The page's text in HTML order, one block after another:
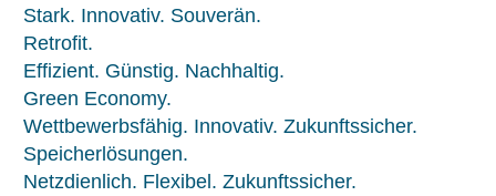
Stark. Innovativ. Souverän.
Retrofit.
Effizient. Günstig. Nachhaltig.
Green Economy.
Wettbewerbsfähig. Innovativ. Zukunftssicher.
Speicherlösungen.
Netzdienlich. Flexibel. Zukunftssicher.